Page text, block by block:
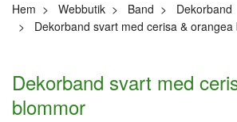
Hem Webbutik Band
Dekorband
Dekorband svart med cerisa & orangea
Dekorband svart med
blommor